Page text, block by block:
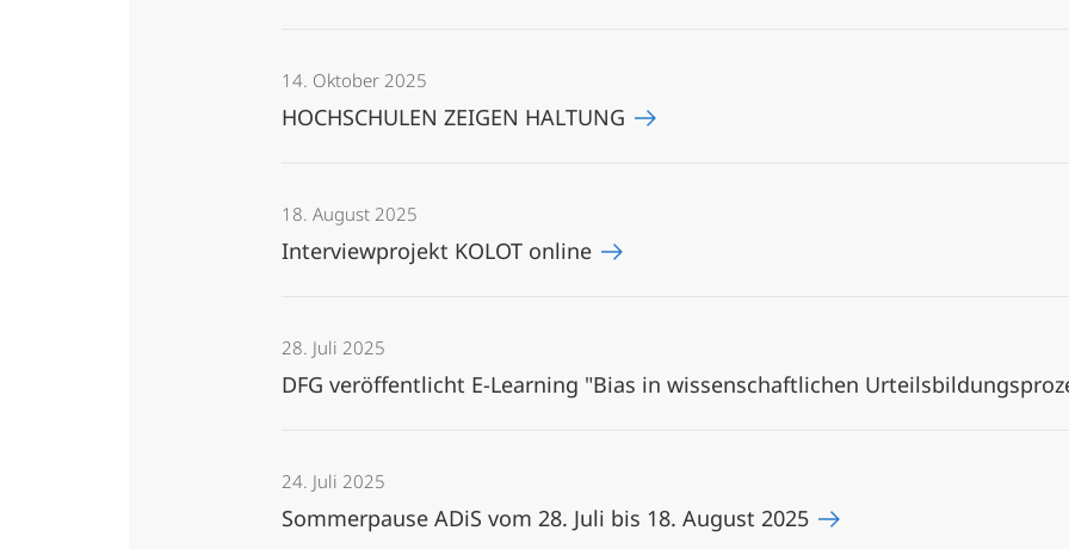
14. Oktober 2025
HOCHSCHULEN ZEIGEN HALTUNG
18. August 2025
Interviewprojekt KOLOT online
28. Juli 2025
DFG veröffentlicht E-Learning "Bias in wissenschaftlichen
24. Juli 2025
Sommerpause ADiS vom 28. Juli bis 18. August 2025